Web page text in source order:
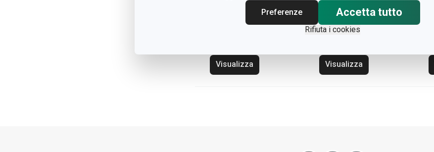
Preferenze
Accetta tutto
Rifiuta i cookies
Spazzola CLEAN
KIT Bamboo
Visualizza
Spazzola con
impugnatura CLEAN
KIT Bamboo
Visualizza